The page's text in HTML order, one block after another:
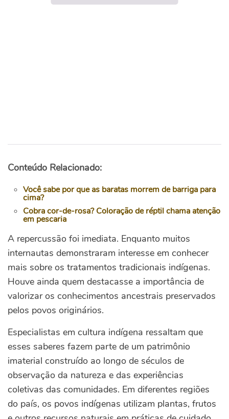
Conteúdo Relacionado:
Você sabe por que as baratas morrem de barriga para
cima?
Cobra cor-de-rosa? Coloração de réptil chama atenção
em pescaria
A repercussão foi imediata. Enquanto muitos
internautas demonstraram interesse em conhecer
mais sobre os tratamentos tradicionais indígenas.
Houve ainda quem destacasse a importância de
valorizar os conhecimentos ancestrais preservados
pelos povos originários.
Especialistas em cultura indígena ressaltam que
esses saberes fazem parte de um patrimônio
imaterial construído ao longo de séculos de
observação da natureza e das experiências
coletivas das comunidades. Em diferentes regiões
do país, os povos indígenas utilizam plantas, frutos